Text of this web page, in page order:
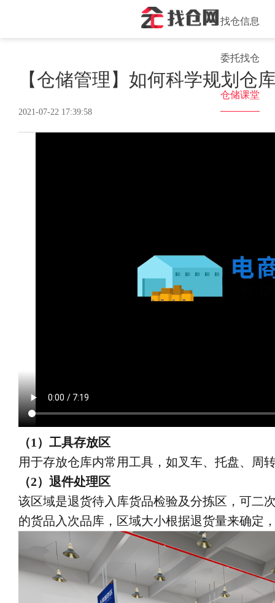
找仓信息
委托找仓
仓储课堂
【仓储管理】如何科学规划仓
2021-07-22 17:39:58
（1）工具存放区
用于存放仓库内常用工具，如叉车、托盘、周
（2）退件处理区
该区域是退货待入库货品检验及分拣区，可二
的货品入次品库，区域大小根据退货量来确定